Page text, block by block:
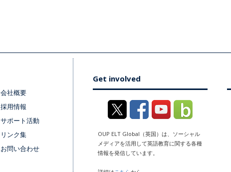
会社概要
採用情報
サポート活動
リンク集
お問い合わせ
Get involved
OUP ELT Global（英国）は、ソーシャル
メディアを活用して英語教育に関する各種
情報を発信しています。